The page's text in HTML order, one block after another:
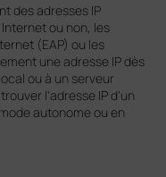
des adresses IP
ou non, les
(EAP) ou les
une adresse IP dès
ou à un serveur
l'adresse IP d'un
autonome ou en